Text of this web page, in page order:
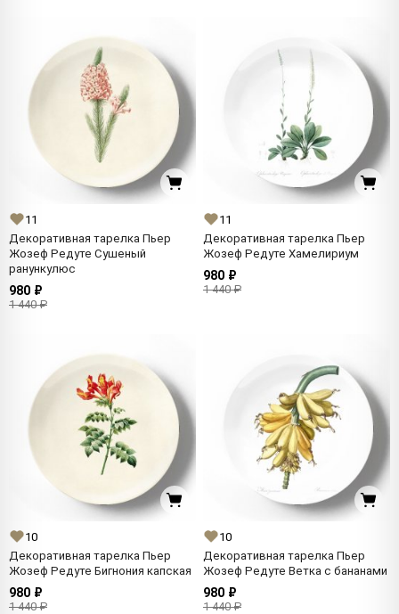
11
Декоративная тарелка Пьер
Жозеф Редуте Сушеный
ранункулюс
980 ₽
1 440 ₽
11
Декоративная тарелка Пьер
Жозеф Редуте Хамелириум
980 ₽
1 440 ₽
10
Декоративная тарелка Пьер
Жозеф Редуте Бигнония капская
980 ₽
1 440 ₽
10
Декоративная тарелка Пьер
Жозеф Редуте Ветка с бананами
980 ₽
1 440 ₽